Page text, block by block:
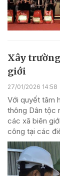
Xây
giới
27/01/2026 14:58
Với quyết tâm
thông Dân tộc
các xã biên
công tại các